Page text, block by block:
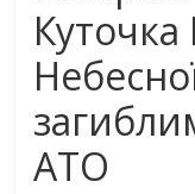
Куточка
АТО